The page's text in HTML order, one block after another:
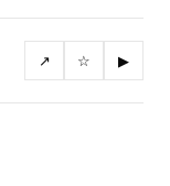
↗ ☆ ▶